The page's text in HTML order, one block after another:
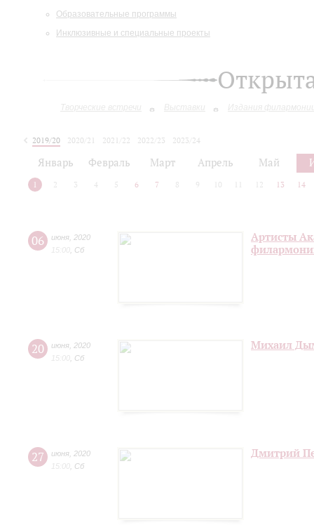
Образовательные программы
Инклюзивные и специальные проекты
Творческие встречи Выставки Издания
2019/20 2020/21 2021/22 2022/23
2023/24
Январь Февраль Март Апрель Май
1 2 3 4 5 6 7 8 9 10 12 13 14
06 июня 2020
15:00 Сб
Артисты
20 июня 2020
15:00 Сб
Михаил
27 июня 2020
15:00 Сб
Дмитрий